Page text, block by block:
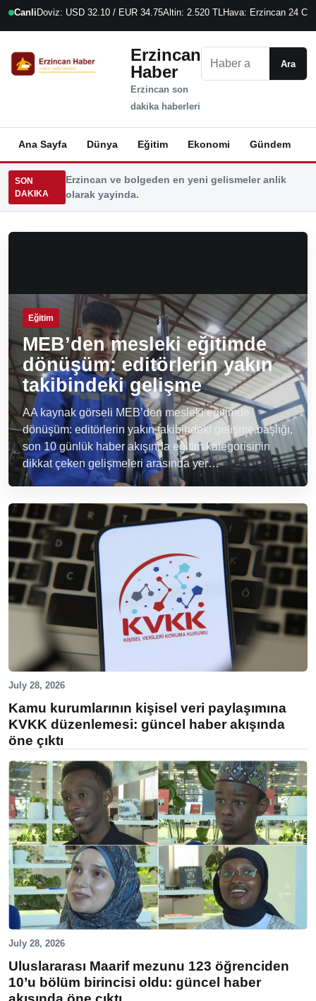
Canli Doviz: USD 32.10 / EUR 34.75Altin: 2.520 TLHava: Erzincan 24 C
Erzincan
Haber
Erzincan son
dakika haberleri
Ara
Ana Sayfa Dünya Eğitim Ekonomi Gündem
SON
DAKIKA
Erzincan ve bolgeden en yeni gelismeler anlik
olarak yayinda.
Eğitim
MEB’den mesleki eğitimde
dönüşüm: editörlerin yakın
takibindeki gelişme
AA kaynak görseli MEB’den mesleki eğitimde
dönüşüm: editörlerin yakın takibindeki gelişme başlığı,
son 10 günlük haber akışında eğitim kategorisinin
dikkat çeken gelişmeleri arasında yer…
July 28, 2026
Kamu kurumlarının kişisel veri paylaşımına
KVKK düzenlemesi: güncel haber akışında
öne çıktı
July 28, 2026
Uluslararası Maarif mezunu 123 öğrenciden
10’u bölüm birincisi oldu: güncel haber